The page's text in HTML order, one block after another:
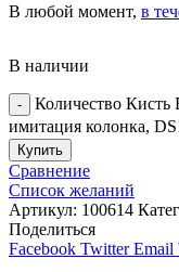
В любой момент, в
В наличии
Количество Кисть
имитация колонка,
Купить
Сравнение
Список желаний
Артикул: 100614
Поделиться
Facebook Twitter Email